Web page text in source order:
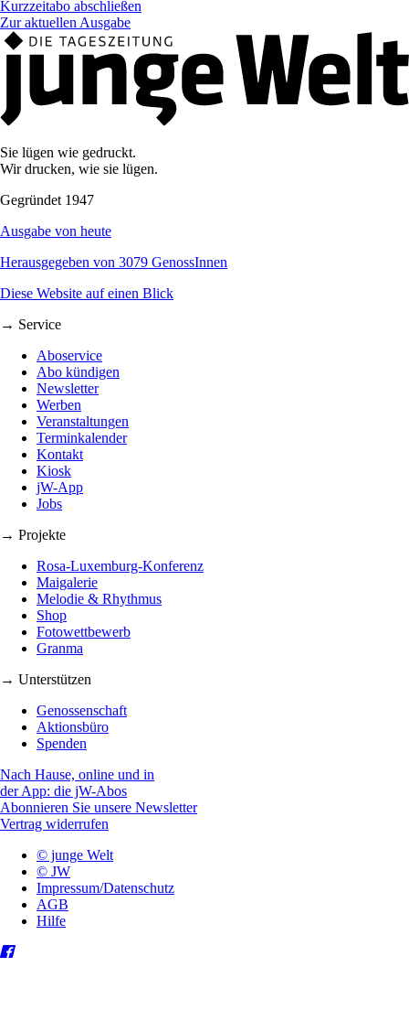
Kurzzeitabo abschließen
Zur aktuellen Ausgabe
Sie lügen wie gedruckt.
Wir drucken, wie sie lügen.
Gegründet 1947
Ausgabe von heute
Herausgegeben von 3079 GenossInnen
Diese Website auf einen Blick
→ Service
Aboservice
Abo kündigen
Newsletter
Werben
Veranstaltungen
Terminkalender
Kontakt
Kiosk
jW-App
Jobs
→ Projekte
Rosa-Luxemburg-Konferenz
Maigalerie
Melodie & Rhythmus
Shop
Fotowettbewerb
Granma
→ Unterstützen
Genossenschaft
Aktionsbüro
Spenden
Nach Hause, online und in
der App: die jW-Abos
Abonnieren Sie unsere Newsletter
Vertrag widerrufen
© junge Welt
© JW
Impressum/Datenschutz
AGB
Hilfe